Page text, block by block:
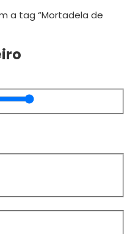
a tag “Mortadela de